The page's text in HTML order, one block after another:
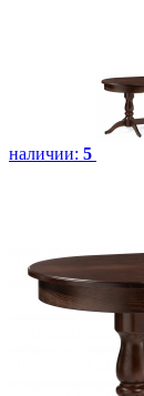
наличии: 5